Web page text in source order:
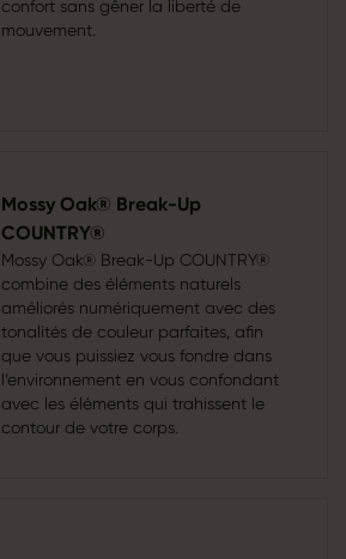
confort sans gêner la liberté de
mouvement.
Mossy Oak® Break-Up
COUNTRY®
Mossy Oak® Break-Up COUNTRY®
combine des éléments naturels
améliorés numériquement avec des
tonalités de couleur parfaites, afin
que vous puissiez vous fondre dans
l’environnement en vous confondant
avec les éléments qui trahissent le
contour de votre corps.